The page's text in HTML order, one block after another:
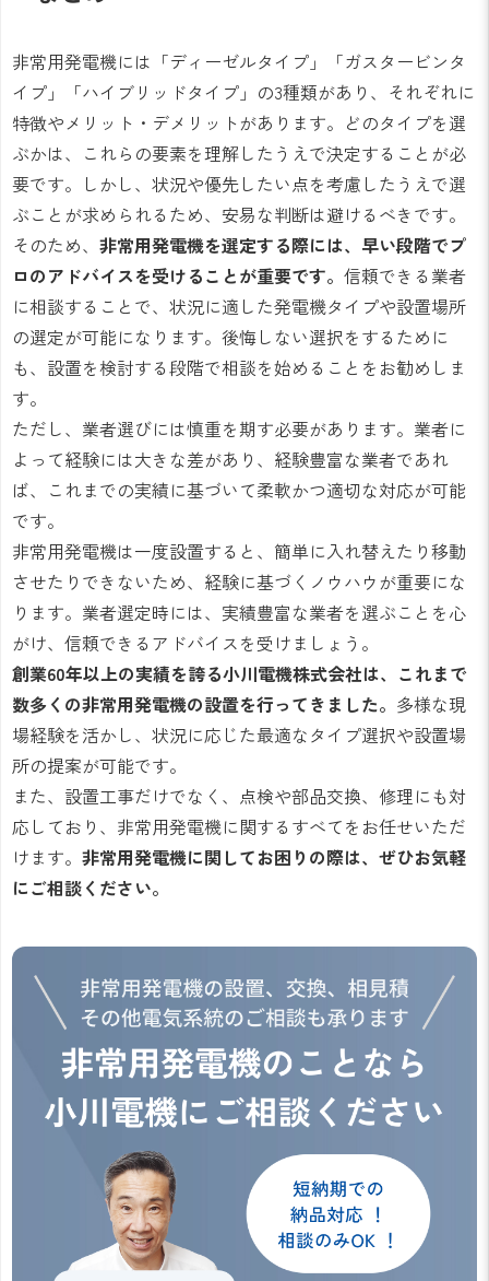
非常用発電機には「ディーゼルタイプ」「ガスタービンタ
イプ」「ハイブリッドタイプ」の3種類があり、それぞれに
特徴やメリット・デメリットがあります。どのタイプを選
ぶかは、これらの要素を理解したうえで決定することが必
要です。しかし、状況や優先したい点を考慮したうえで選
ぶことが求められるため、安易な判断は避けるべきです。
そのため、 非常用発電機を選定する際には、早い段階でプ
ロのアドバイスを受けることが重要です。 信頼できる業者
に相談することで、状況に適した発電機タイプや設置場所
の選定が可能になります。後悔しない選択をするために
も、設置を検討する段階で相談を始めることをお勧めしま
す。
ただし、業者選びには慎重を期す必要があります。業者に
よって経験には大きな差があり、経験豊富な業者であれ
ば、これまでの実績に基づいて柔軟かつ適切な対応が可能
です。
非常用発電機は一度設置すると、簡単に入れ替えたり移動
させたりできないため、経験に基づくノウハウが重要にな
ります。業者選定時には、実績豊富な業者を選ぶことを心
がけ、信頼できるアドバイスを受けましょう。
創業60年以上の実績を誇る小川電機株式会社は、これまで
数多くの非常用発電機の設置を行ってきました。 多様な現
場経験を活かし、状況に応じた最適なタイプ選択や設置場
所の提案が可能です。
また、設置工事だけでなく、点検や部品交換、修理にも対
応しており、非常用発電機に関するすべてをお任せいただ
けます。 非常用発電機に関してお困りの際は、ぜひお気軽
にご相談ください。